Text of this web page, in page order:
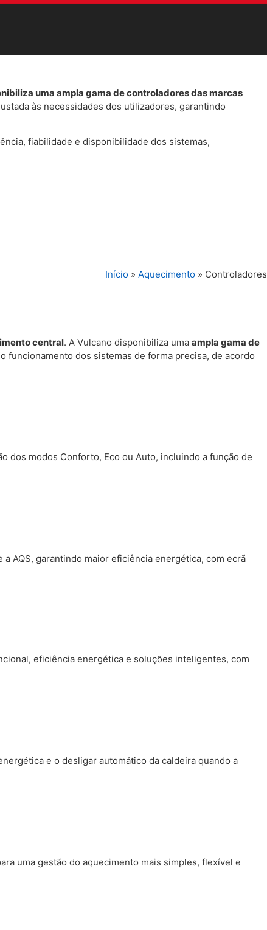
uma ampla gama de controladores das marcas
às necessidades dos utilizadores, garantindo
fiabilidade e disponibilidade dos sistemas,
Início » Aquecimento » Controladores
central. A Vulcano disponibiliza uma ampla gama de
funcionamento dos sistemas de forma precisa, de acordo
dos modos Conforto, Eco ou Auto, incluindo a função de
AQS, garantindo maior eficiência energética, com ecrã
eficiência energética e soluções inteligentes, com
e o desligar automático da caldeira quando a
uma gestão do aquecimento mais simples, flexível e